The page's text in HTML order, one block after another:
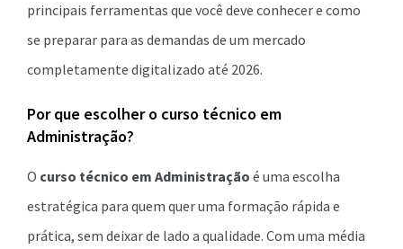
principais ferramentas que você deve conhecer e como
se preparar para as demandas de um mercado
completamente digitalizado até 2026.
Por que escolher o curso técnico em
Administração?
O curso técnico em Administração é uma escolha
estratégica para quem quer uma formação rápida e
prática, sem deixar de lado a qualidade. Com uma média